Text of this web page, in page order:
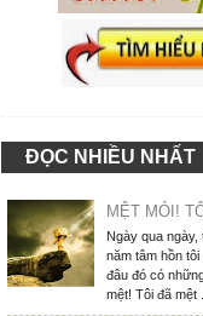
ĐỌC NHIỀU NHẤT
MỆT MỎI!
Ngày qua ngày,
năm tâm hồn
đâu đó có
mệt! Tôi đã mệt